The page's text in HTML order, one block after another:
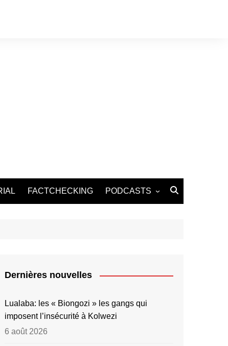
FACTCHECKING PODCASTS
Dernières nouvelles
Lualaba: les « Biongozi » les gangs qui
imposent l’insécurité à Kolwezi
6 août 2026